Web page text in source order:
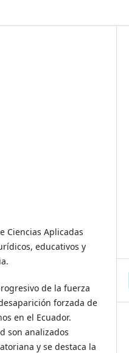
Ciencias Aplicadas
educativos y
de la fuerza
forzada de
en el Ecuador.
son analizados
y se destaca la